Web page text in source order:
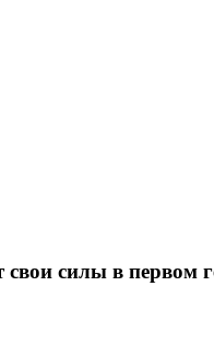
силы в первом